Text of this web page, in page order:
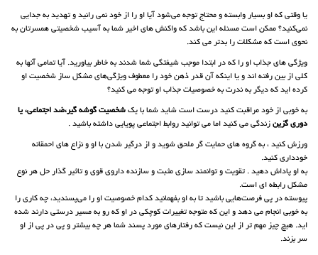
یا وقتی که او بسیار وابسته و محتاج توجه می‌شود آیا او را از خود نمی رانید و تهدید به جدایی
نمی‌کنید؟ ممکن است مسئله این باشد که واکنش های اخیر شما به آسیب شخصیتی همسرتان به
نحوی است که مشکلات را بدتر می کند.
ویژگی های جذاب او را که در ابتدا موجب شیفتگی شما شدند به خاطر بیاورید. آیا تمامی آنها به
کلی از بین رفته اند و یا اینکه آن قدر ذهن خود را معطوف ویژگی‌های مشکل ساز شخصیت او
کرده اید که‌ دیگر به ندرت به خصوصیات جذاب او توجه می کنید؟
به خوبی از خود مراقبت کنید درست است شاید شما با یک شخصیت گوشه گیر،ضد اجتماعی، یا
دوری گزین زندگی می کنید اما می توانید روابط اجتماعی پویایی داشته‌ باشید .
ورزش کنید ، به گروه های حمایت گر ملحق شوید و از درگیر شدن با او و نزاع های احمقانه
خودداری کنید.
به او پاداش دهید . تقویت و توانمند سازی مثبت و سازنده داروی قوی و تاثیر گذار حل هر نوع
مشکل رابطه ای است.
پیوسته در پی فرصت‌هایی باشید تا به او بفهمانید کدام خصوصیت او را می‌پسندید، چه کاری را
به خوبی انجام می دهد و این که متوجه تغییرات کوچکی در او که رو به مسیر درستی دارند شده‌
اید. هیچ چیز مهم تر از این نیست که رفتارهای مورد پسند شما هر چه بیشتر و پی در پی از او
سر بزند.